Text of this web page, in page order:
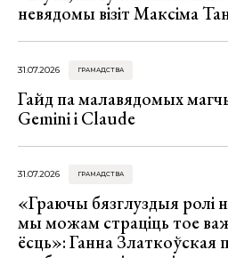
невядомы візіт Максіма
31.07.2026 ГРАМАДСТВА
Гайд па малавядомых
Gemini і Claude
31.07.2026 ГРАМАДСТВА
«Граючы бязглуздыя ролі
мы можам страціць тое
ёсць»: Ганна Златкоўская